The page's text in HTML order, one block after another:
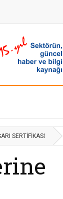
SERTIFIKASI